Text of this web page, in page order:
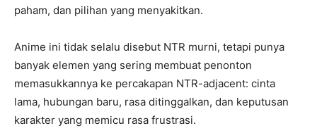
paham, dan pilihan yang menyakitkan.
Anime ini tidak selalu disebut NTR murni, tetapi punya
banyak elemen yang sering membuat penonton
memasukkannya ke percakapan NTR-adjacent: cinta
lama, hubungan baru, rasa ditinggalkan, dan keputusan
karakter yang memicu rasa frustrasi.